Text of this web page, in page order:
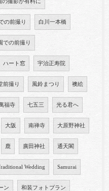
の前撮り 白川一本橋
での前撮り
ハート窓 宇治正寿院
前撮り 風鈴まつり 襖絵
福寺 七五三 光る君へ
大阪 南禅寺 大原野神社
鹿 廣田神社 通天閣
Wedding Samurai
ン 和装フォトプラン